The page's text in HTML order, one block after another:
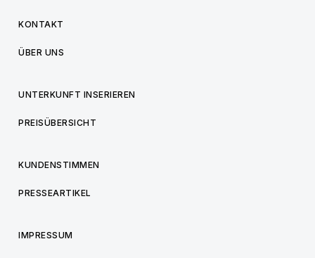
KONTAKT
ÜBER UNS
UNTERKUNFT INSERIEREN
PREISÜBERSICHT
KUNDENSTIMMEN
PRESSEARTIKEL
IMPRESSUM